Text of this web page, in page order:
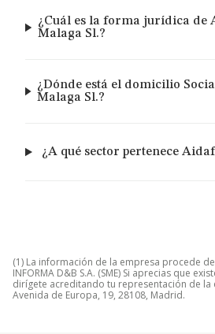
¿Cuál es la forma jurídica de
Malaga Sl.?
¿Dónde está el domicilio
Malaga Sl.?
¿A qué sector pertenece
(1) La información de la empresa procede
INFORMA D&B S.A. (SME) Si aprecias que
dirígete acreditando tu representación de la
Avenida de Europa, 19, 28108, Madrid.